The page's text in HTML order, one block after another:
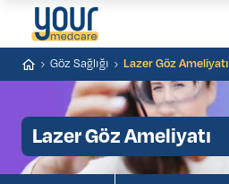
Göz Sağlığı Lazer Göz Ameliyatı
Lazer Göz Ameliyatı